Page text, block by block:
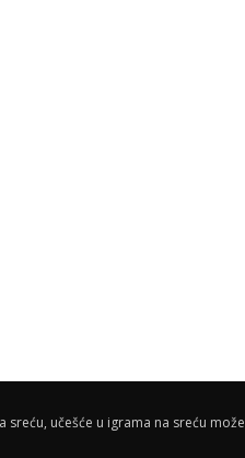
učešće u igrama na sreću